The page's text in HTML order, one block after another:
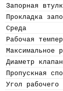
Запорная
Прокладка
Среда
Рабочая
Максимальное
Диаметр
Пропускная
Угол рабочего